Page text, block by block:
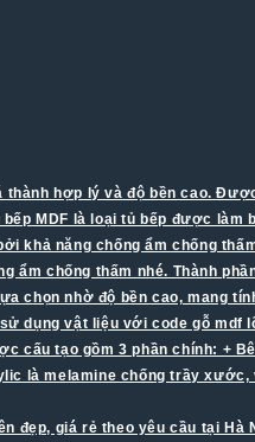
hợp lý và độ bền cao.
MDF là loại tủ bếp được
khả năng chống ẩm chống
ẩm chống thấm nhé. Thành
chọn nhờ độ bền cao, mang
dụng vật liệu với code gỗ
cấu tạo gồm 3 phần chính:
là melamine chống trầy
đẹp, giá rẻ theo yêu cầu tại